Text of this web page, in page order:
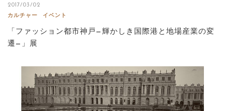
2017/03/02
カルチャー
イベント
「ファッション都市神戸—輝かしき国際港と地場産業の変
遷—」展